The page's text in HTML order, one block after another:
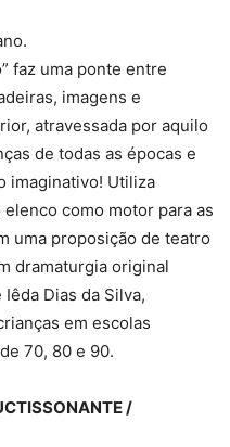
faz uma ponte entre
imagens e
atravessada por aquilo
de todas as épocas e
imaginativo! Utiliza
como motor para as
uma proposição de teatro
dramaturgia original
Dias da Silva,
em escolas
70, 80 e 90.
/